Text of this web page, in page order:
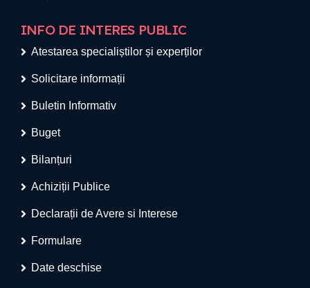
INFO DE INTERES PUBLIC
Atestarea specialiștilor și experților
Solicitare informații
Buletin Informativ
Buget
Bilanțuri
Achiziții Publice
Declarații de Avere si Interese
Formulare
Date deschise